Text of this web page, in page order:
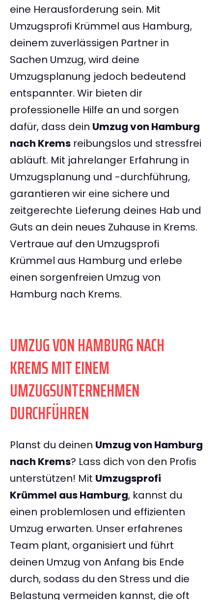
eine Herausforderung sein. Mit
Umzugsprofi Krümmel aus Hamburg,
deinem zuverlässigen Partner in
Sachen Umzug, wird deine
Umzugsplanung jedoch bedeutend
entspannter. Wir bieten dir
professionelle Hilfe an und sorgen
dafür, dass dein Umzug von Hamburg
nach Krems reibungslos und stressfrei
abläuft. Mit jahrelanger Erfahrung in
Umzugsplanung und -durchführung,
garantieren wir eine sichere und
zeitgerechte Lieferung deines Hab und
Guts an dein neues Zuhause in Krems.
Vertraue auf den Umzugsprofi
Krümmel aus Hamburg und erlebe
einen sorgenfreien Umzug von
Hamburg nach Krems.
UMZUG VON HAMBURG NACH
KREMS MIT EINEM
UMZUGSUNTERNEHMEN
DURCHFÜHREN
Planst du deinen Umzug von Hamburg
nach Krems? Lass dich von den Profis
unterstützen! Mit Umzugsprofi
Krümmel aus Hamburg, kannst du
einen problemlosen und effizienten
Umzug erwarten. Unser erfahrenes
Team plant, organisiert und führt
deinen Umzug von Anfang bis Ende
durch, sodass du den Stress und die
Belastung vermeiden kannst, die oft